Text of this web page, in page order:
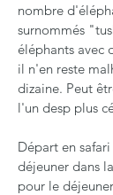
nombre
surnommés
éléphants avec
il n'en reste
dizaine. Peut
l'un desp plus
Départ en
déjeuner dans
pour le